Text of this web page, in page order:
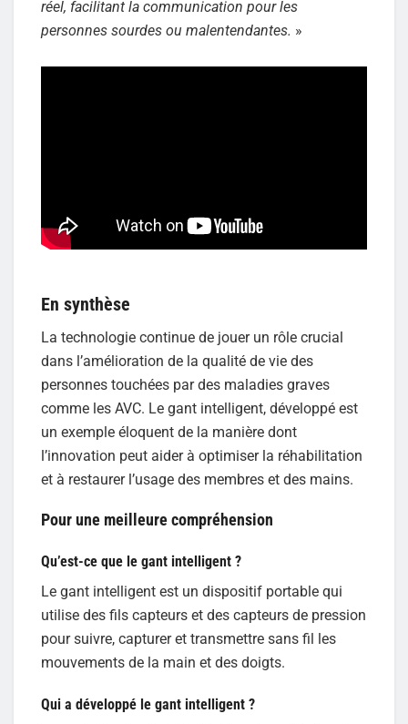
réel, facilitant la communication pour les
personnes sourdes ou malentendantes. »
En synthèse
La technologie continue de jouer un rôle crucial
dans l’amélioration de la qualité de vie des
personnes touchées par des maladies graves
comme les AVC. Le gant intelligent, développé est
un exemple éloquent de la manière dont
l’innovation peut aider à optimiser la réhabilitation
et à restaurer l’usage des membres et des mains.
Pour une meilleure compréhension
Qu’est-ce que le gant intelligent ?
Le gant intelligent est un dispositif portable qui
utilise des fils capteurs et des capteurs de pression
pour suivre, capturer et transmettre sans fil les
mouvements de la main et des doigts.
Qui a développé le gant intelligent ?